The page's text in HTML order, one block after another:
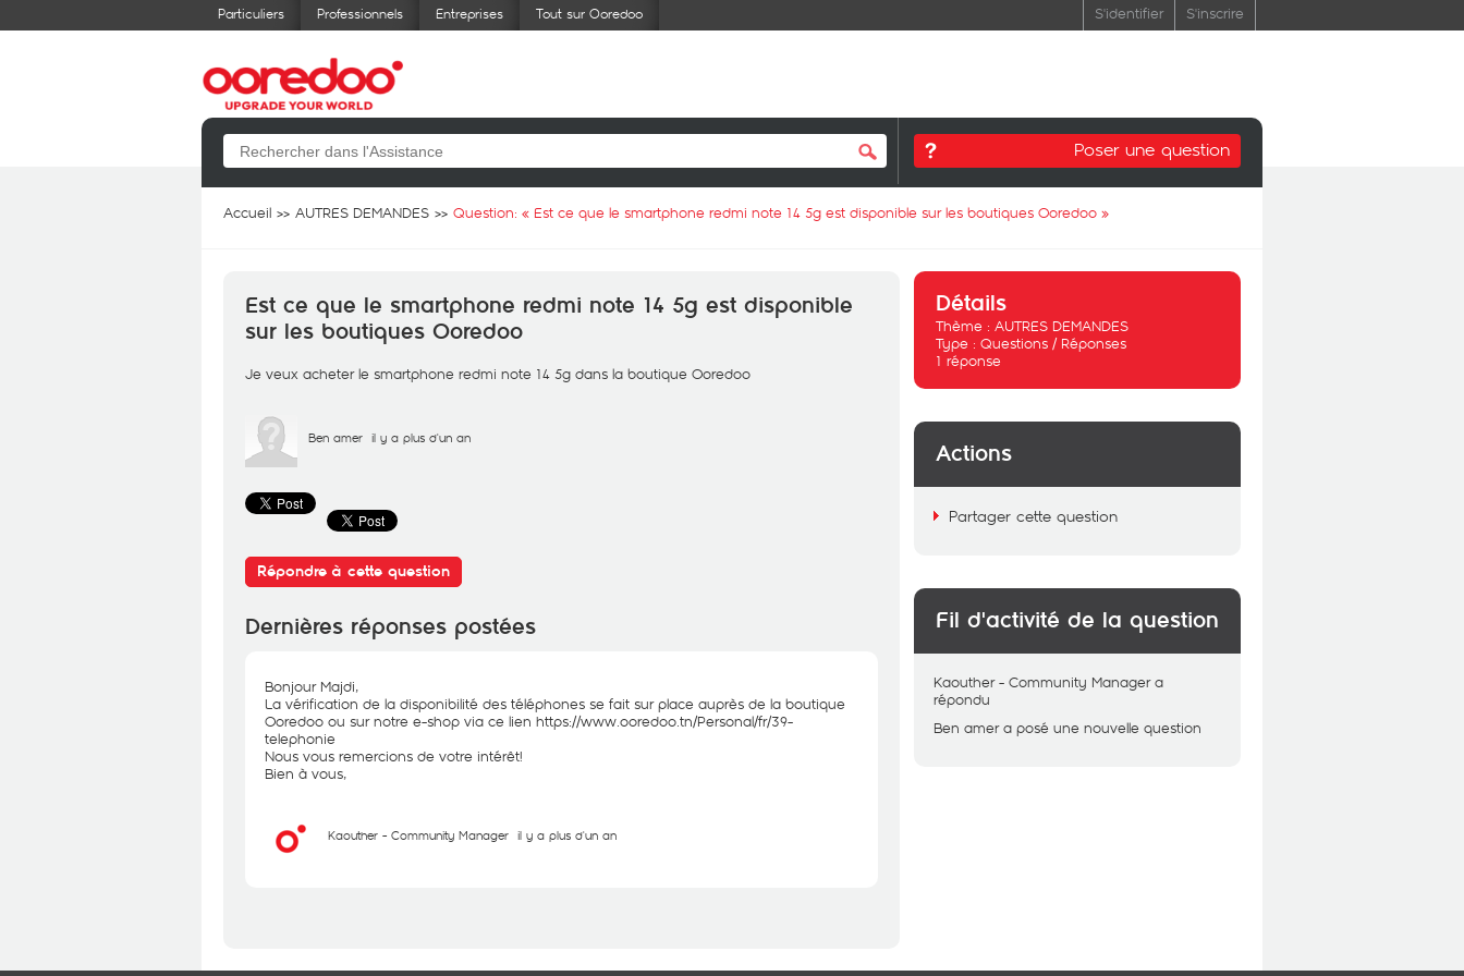
Particuliers Professionnels Entreprises Tout sur Ooredoo S'identifier S'inscrire
Poser une question
Accueil AUTRES DEMANDES Question: « Est ce que le smartphone redmi note 14 5g est disponible sur les boutiques Ooredoo »
Est ce que le smartphone redmi note 14 5g est disponible
sur les boutiques Ooredoo
Je veux acheter le smartphone redmi note 14 5g dans la boutique Ooredoo
Ben amer il y a plus d'un an
Répondre à cette question
Dernières réponses postées
Bonjour Majdi,
La vérification de la disponibilité des téléphones se fait sur place auprès de la boutique
Ooredoo ou sur notre e-shop via ce lien https://www.ooredoo.tn/Personal/fr/39-
telephonie
Nous vous remercions de votre intérêt!
Bien à vous,
Kaouther - Community Manager il y a plus d'un an
Détails
Thème : AUTRES DEMANDES
Type : Questions / Réponses
1 réponse
Actions
Partager cette question
Fil d'activité de la question
Kaouther - Community Manager a
répondu
Ben amer a posé une nouvelle question